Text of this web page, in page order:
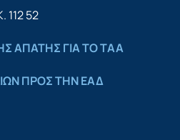
112 52
ΑΠΆΤΗΣ ΓΙΑ ΤΟ ΤΑΑ
ΠΡΟΣ ΤΗΝ ΕΑΔ